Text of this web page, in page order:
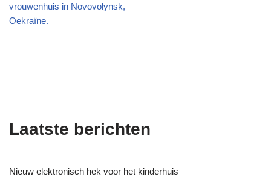
vrouwenhuis in Novovolynsk,
Oekraïne.
Laatste berichten
Nieuw elektronisch hek voor het kinderhuis